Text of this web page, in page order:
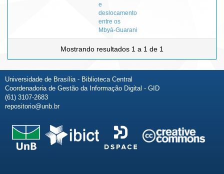
e
deslocamento
entre os
Mbyá-Guarani
Mostrando resultados 1 a 1 de 1
Universidade de Brasília - Biblioteca Central
Coordenadoria de Gestão da Informação Digital - GID
(61) 3107-2683
repositorio@unb.br